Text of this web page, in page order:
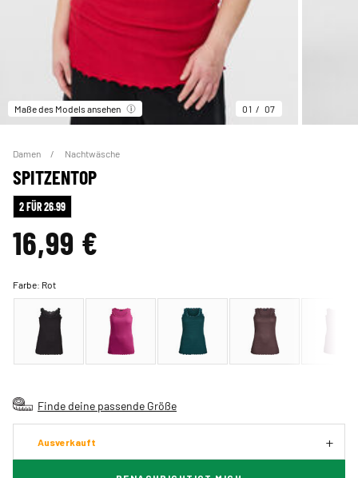
Maße des Models ansehen 01 07
Damen Nachtwäsche
SPITZENTOP
2 FÜR 26.99
16,99 €
Farbe: Rot
Finde deine passende Größe
Ausverkauft